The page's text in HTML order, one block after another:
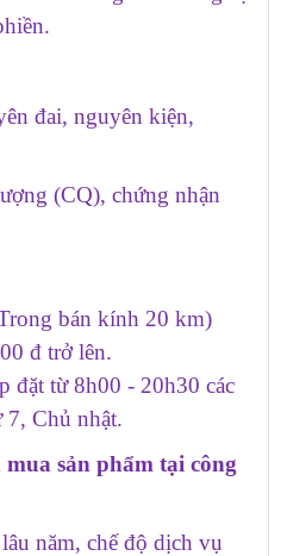
đai, nguyên kiện,
(CQ), chứng nhận
bán kính 20 km)
đ trở lên.
đặt từ 8h00 - 20h30 các
7, Chủ nhật.
sản phẩm tại công
năm, chế độ dịch vụ